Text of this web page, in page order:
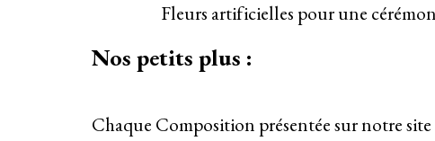
Fleurs artificielles pour une
Nos petits plus :
Chaque Composition présentée sur notre site